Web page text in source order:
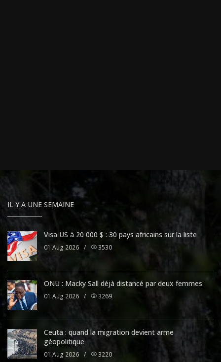
IL Y A UNE SEMAINE
Visa US à 20 000 $ : 30 pays africains sur la liste
01 Aug 2026 / 3530
ONU : Macky Sall déjà distancé par deux femmes
01 Aug 2026 / 3269
Ceuta : quand la migration devient arme
géopolitique
01 Aug 2026 / 3220